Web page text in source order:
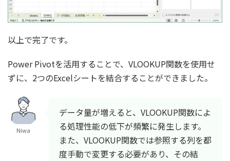
以上で完了です。
Power Pivotを活用することで、VLOOKUP関数を使用せ
ずに、2つのExcelシートを結合することができました。
Niwa
データ量が増えると、VLOOKUP関数によ
る処理性能の低下が頻繁に発生します。
また、VLOOKUP関数では参照する列を都
度手動で変更する必要があり、その結